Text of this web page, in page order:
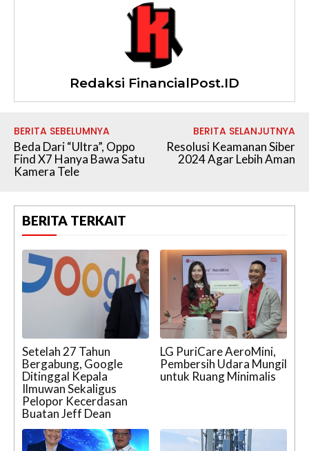
Redaksi FinancialPost.ID
BERITA SEBELUMNYA
Beda Dari “Ultra”, Oppo
Find X7 Hanya Bawa Satu
Kamera Tele
BERITA SELANJUTNYA
Resolusi Keamanan Siber
2024 Agar Lebih Aman
BERITA TERKAIT
Setelah 27 Tahun
Bergabung, Google
Ditinggal Kepala
Ilmuwan Sekaligus
Pelopor Kecerdasan
Buatan Jeff Dean
LG PuriCare AeroMini,
Pembersih Udara Mungil
untuk Ruang Minimalis